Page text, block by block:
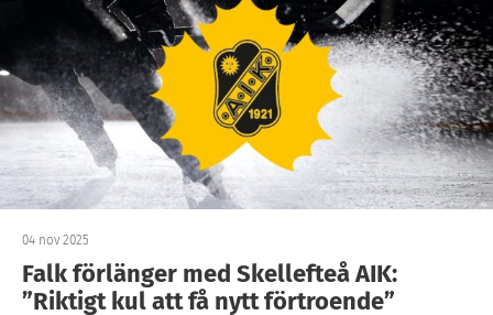
04 nov 2025
Falk förlänger med Skellefteå AIK:
”Riktigt kul att få nytt förtroende”